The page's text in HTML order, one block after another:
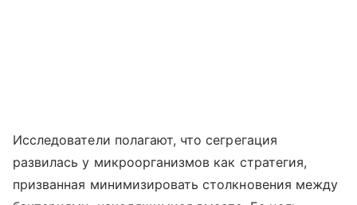
Исследователи полагают, что сегрегация
развилась у микроорганизмов как стратегия,
призванная минимизировать столкновения между